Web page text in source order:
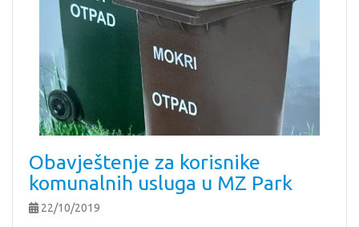
Obavještenje za korisnike
komunalnih usluga u MZ Park
22/10/2019